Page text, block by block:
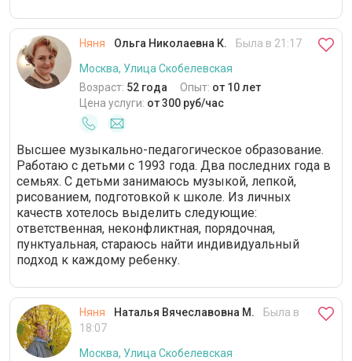
Няня Ольга Николаевна К.
Была в 21:17
Москва, Улица Скобелевская
Возраст: 52 года Опыт: от 10 лет
Цена услуги: от 300 руб/час
Высшее музыкально-педагогическое образование.
Работаю с детьми с 1993 года. Два последних года в
семьях. С детьми занимаюсь музыкой, лепкой,
рисованием, подготовкой к школе. Из личных
качеств хотелось выделить следующие:
ответственная, неконфликтная, порядочная,
пунктуальная, стараюсь найти индивидуальный
подход к каждому ребенку.
Няня Наталья Вячеславовна М.
Была в
18:07
Москва, Улица Скобелевская